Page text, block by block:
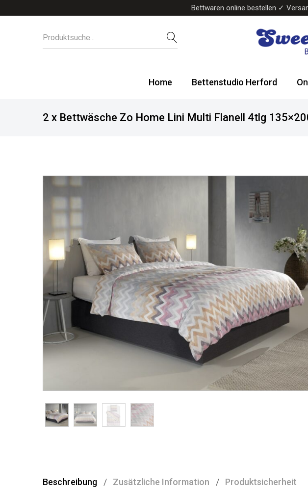
Bettwaren online bestellen ✓
Bettenstudio
Home Bettenstudio Herford
2 x Bettwäsche Zo Home Lini Multi Flanell 4tlg
Beschreibung Zusätzliche Information Produktsicherheit